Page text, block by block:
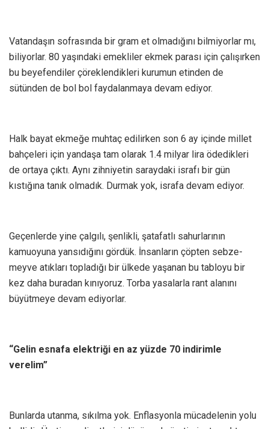
Vatandaşın sofrasında bir gram et olmadığını bilmiyorlar mı,
biliyorlar. 80 yaşındaki emekliler ekmek parası için çalışırken
bu beyefendiler çöreklendikleri kurumun etinden de
sütünden de bol bol faydalanmaya devam ediyor.
Halk bayat ekmeğe muhtaç edilirken son 6 ay içinde millet
bahçeleri için yandaşa tam olarak 1.4 milyar lira ödedikleri
de ortaya çıktı. Aynı zihniyetin saraydaki israfı bir gün
kıstığına tanık olmadık. Durmak yok, israfa devam ediyor.
Geçenlerde yine çalgılı, şenlikli, şatafatlı sahurlarının
kamuoyuna yansıdığını gördük. İnsanların çöpten sebze-
meyve atıkları topladığı bir ülkede yaşanan bu tabloyu bir
kez daha buradan kınıyoruz. Torba yasalarla rant alanını
büyütmeye devam ediyorlar.
“Gelin esnafa elektriği en az yüzde 70 indirimle
verelim”
Bunlarda utanma, sıkılma yok. Enflasyonla mücadelenin yolu